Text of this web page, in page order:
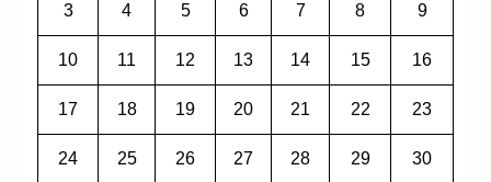
3 4 5 6 7 8 9
10 11 12 13 14 15 16
17 18 19 20 21 22 23
24 25 26 27 28 29 30